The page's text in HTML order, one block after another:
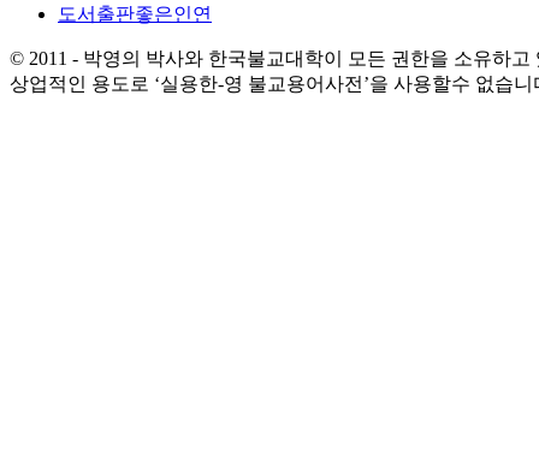
도서출판좋은인연
© 2011 - 박영의 박사와 한국불교대학이 모든 권한을 소유하고
상업적인 용도로 ‘실용한-영 불교용어사전’을 사용할수 없습니